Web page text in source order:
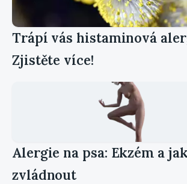
Trápí vás histaminová
Zjistěte více!
Alergie na psa: Ekzém a
zvládnout